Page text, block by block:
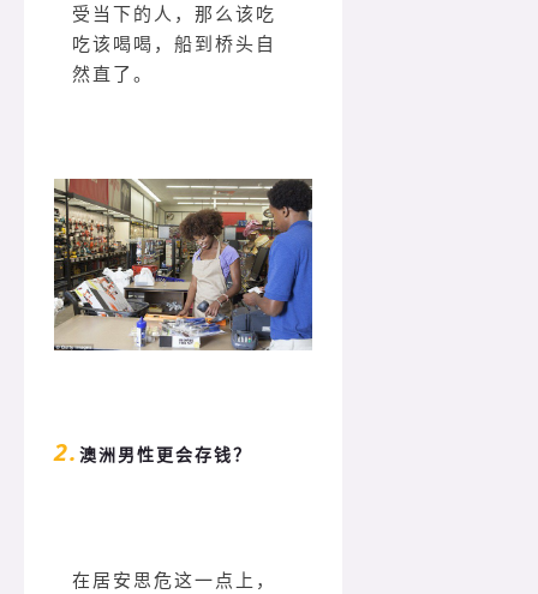
受当下的人，那么该吃
吃该喝喝，船到桥头自
然直了。
2. 澳洲男性更会存钱？
在居安思危这一点上，